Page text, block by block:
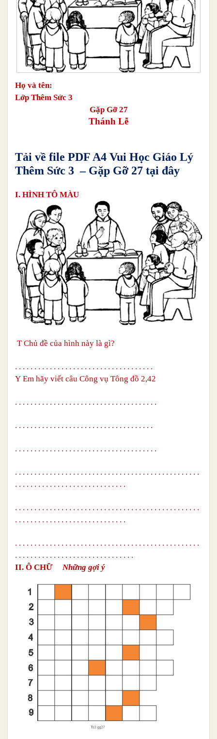
Họ và tên:
Lớp Thêm Sức 3
Gặp Gỡ 27
Thánh Lễ
Tải về file PDF A4 Vui Học Giáo Lý
Thêm Sức 3 – Gặp Gỡ 27 tại đây
I. HÌNH TÔ MÀU
TChủ đề của hình này là gì?
. . . . . . . . . . . . . . . . . . . . . . . . . . . . . . . . . . . .
Y Em hãy viết câu Công vụ Tông đồ 2,42
. . . . . . . . . . . . . . . . . . . . . . . . . . . . . . . . . . . . .
. . . . . . . . . . . . . . . . . . . . . . . . . . . . . . . . . . . .
. . . . . . . . . . . . . . . . . . . . . . . . . . . . . . . . . . . . .
. . . . . . . . . . . . . . . . . . . . . . . . . . . . . . . . . . . . . . . . . . . . . . . .
. . . . . . . . . . . . . . . . . . . . . . . . . . . . .
. . . . . . . . . . . . . . . . . . . . . . . . . . . . . . . . . . . . . . . . . . . . . . . .
. . . . . . . . . . . . . . . . . . . . . . . . . . . . .
. . . . . . . . . . . . . . . . . . . . . . . . . . . . . . . . . . . . . . . . . . . . . . . .
. . . . . . . . . . . . . . . . . . . . . . . . . . . . . . .
II. Ô CHỮ Những gợi ý